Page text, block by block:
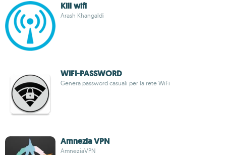
Kill wifi
Arash Khangaldi
WIFI-PASSWORD
Genera password casuali per la rete WiFi
Amnezia VPN
AmneziaVPN